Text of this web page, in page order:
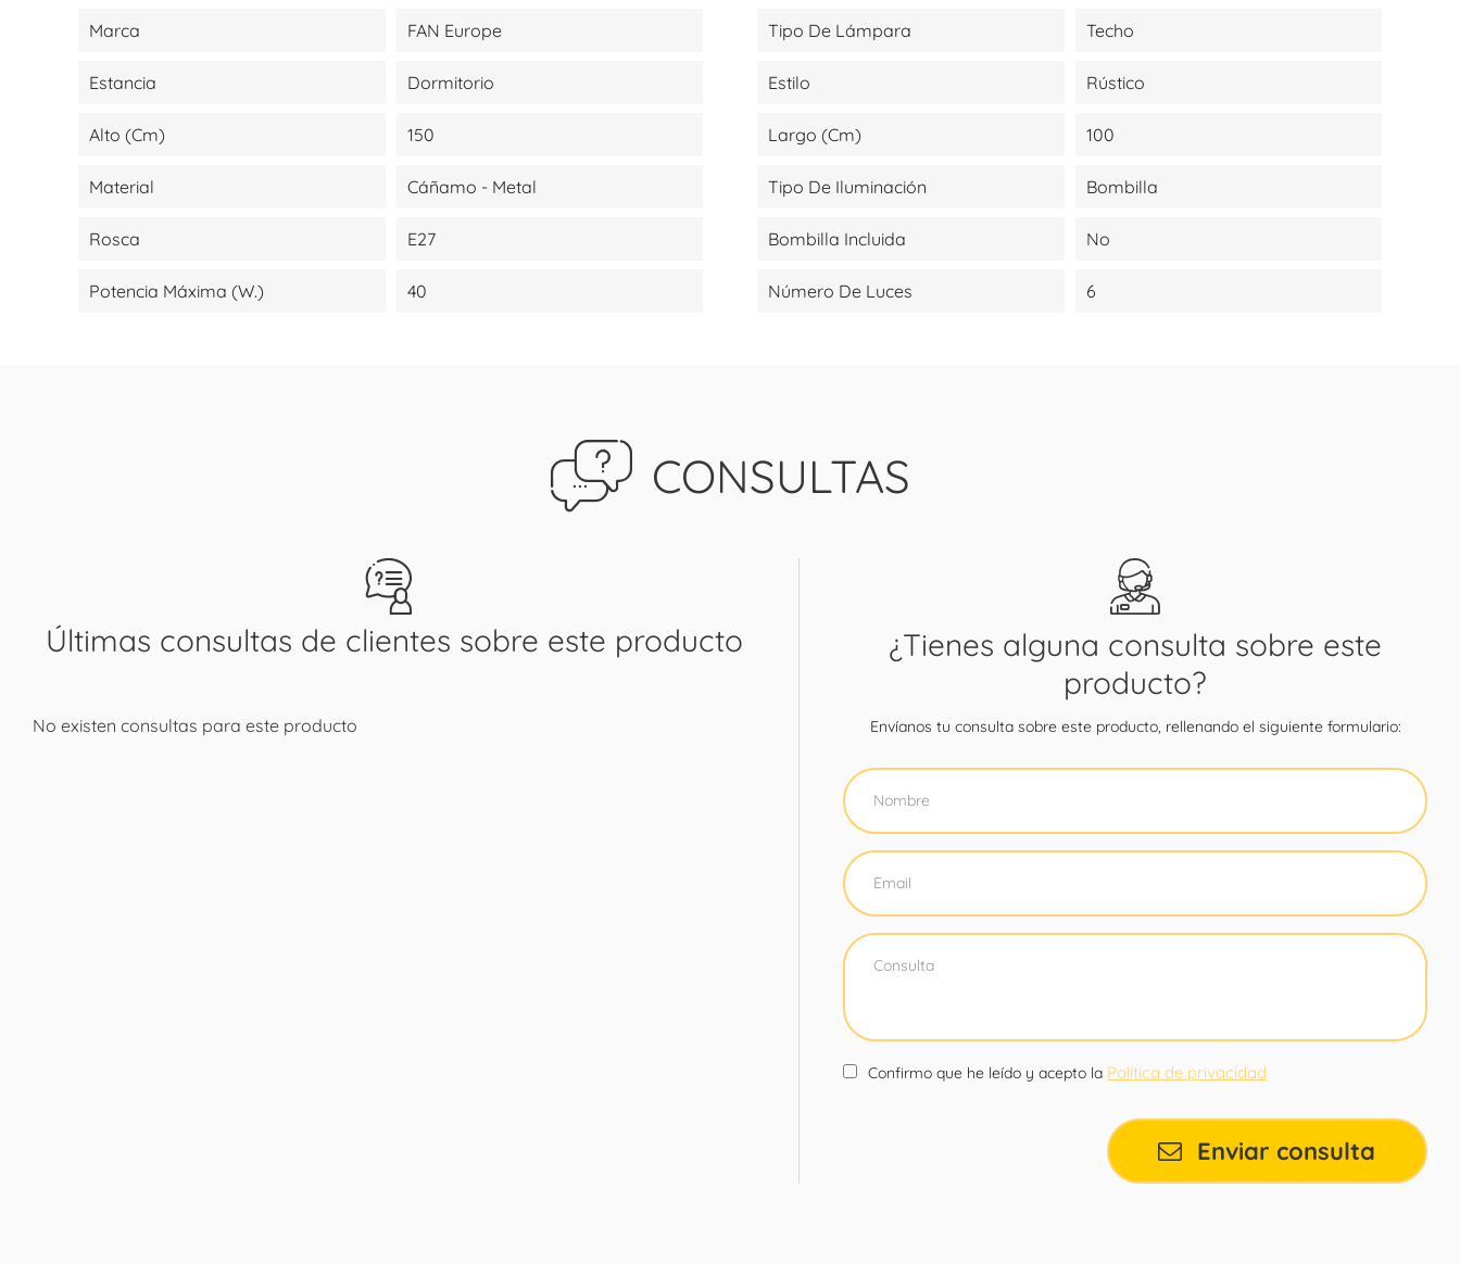
Marca FAN Europe Tipo De Lámpara Techo
Estancia Dormitorio Estilo Rústico
Alto (cm) 150 Largo (cm) 100
Material Cáñamo - Metal Tipo De Iluminación Bombilla
Rosca E27 Bombilla Incluida No
Potencia Máxima (W.) 40 Número De Luces 6
CONSULTAS
Últimas consultas de clientes sobre este producto
No existen consultas para este producto
¿Tienes alguna consulta sobre este
producto?
Envíanos tu consulta sobre este producto, rellenando el siguiente formulario:
Confirmo que he leído y acepto la Política de privacidad
Enviar consulta